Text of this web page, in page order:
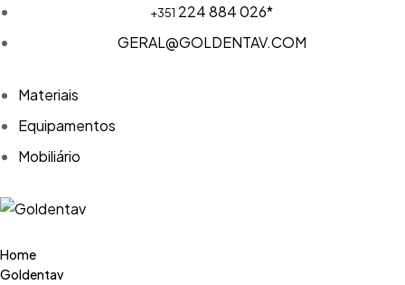
+351 224 884 026*
GERAL@GOLDENTAV.COM
Materiais
Equipamentos
Mobiliário
Home
Goldentav